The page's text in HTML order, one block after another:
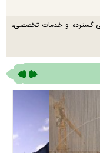
گسترده و خدمات تخصصی،